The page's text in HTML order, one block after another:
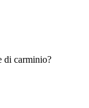
di carminio?